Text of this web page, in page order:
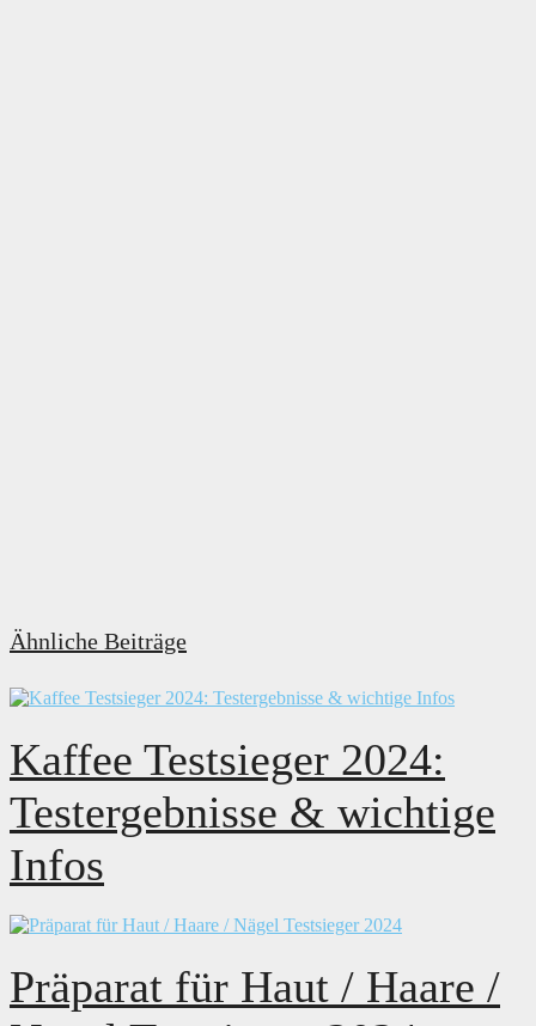
Ähnliche Beiträge
Kaffee Testsieger 2024:
Testergebnisse & wichtige
Infos
Präparat für Haut / Haare /